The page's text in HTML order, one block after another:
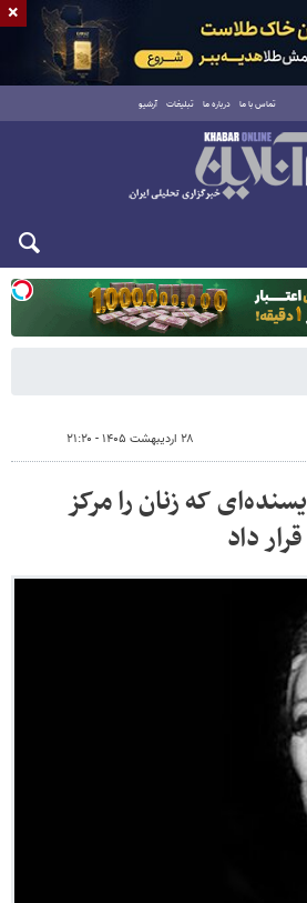
تماس با ما درباره ما تبلیغات آرشیو
۲۸ اردیبهشت ۱۴۰۵ - ۲۱:۲۰
که زنان را مرکز
داد
×